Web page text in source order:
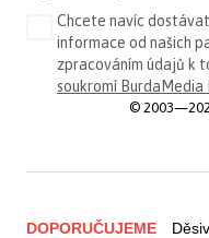
Chcete navíc
informace od našich
zpracováním údajů k
soukromí BurdaMedia
©
DOPORUČUJEME